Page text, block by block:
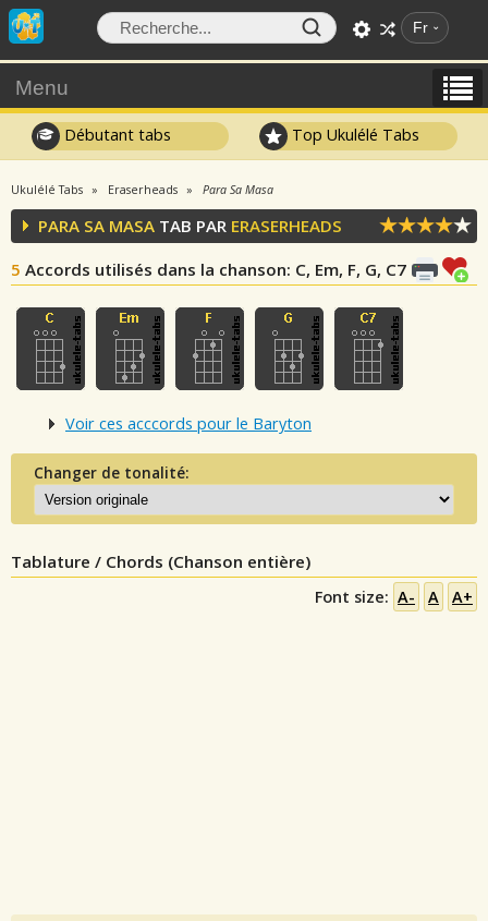
Fr
Menu
Débutant tabs Top Ukulélé Tabs
Ukulélé Tabs Eraserheads Para Sa Masa
PARA SA MASA TAB PAR ERASERHEADS
5 Accords utilisés dans la chanson: C, Em, F, G, C7
Voir ces acccords pour le Baryton
Changer de tonalité:
Tablature / Chords (Chanson entière)
Font size: A- A A+